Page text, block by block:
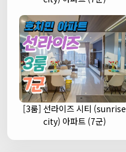
[3룸] 선라이즈 시티 (sunrise
city) 아파트 (7군)